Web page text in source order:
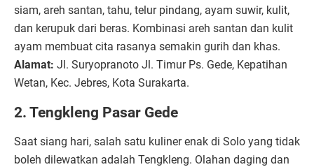
siam, areh santan, tahu, telur pindang, ayam suwir, kulit,
dan kerupuk dari beras. Kombinasi areh santan dan kulit
ayam membuat cita rasanya semakin gurih dan khas.
Alamat: Jl. Suryopranoto Jl. Timur Ps. Gede, Kepatihan
Wetan, Kec. Jebres, Kota Surakarta.
2. Tengkleng Pasar Gede
Saat siang hari, salah satu kuliner enak di Solo yang tidak
boleh dilewatkan adalah Tengkleng. Olahan daging dan